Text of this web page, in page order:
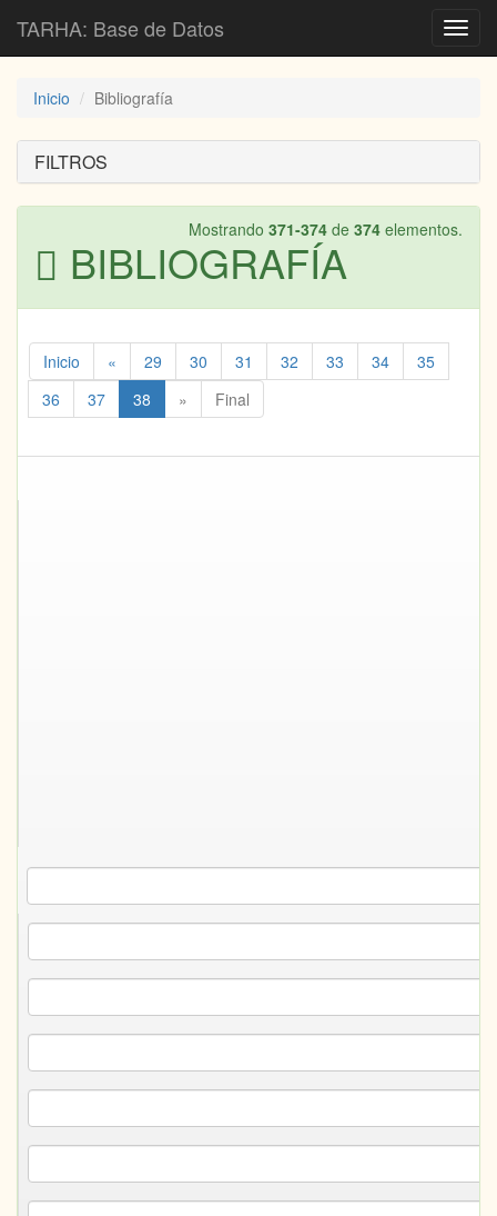
TARHA: Base de Datos
Inicio Bibliografía
FILTROS
Mostrando 371-374 de 374 elementos.
BIBLIOGRAFÍA
Inicio « 29 30 31 32 33 34
35
36
37 38 » Final